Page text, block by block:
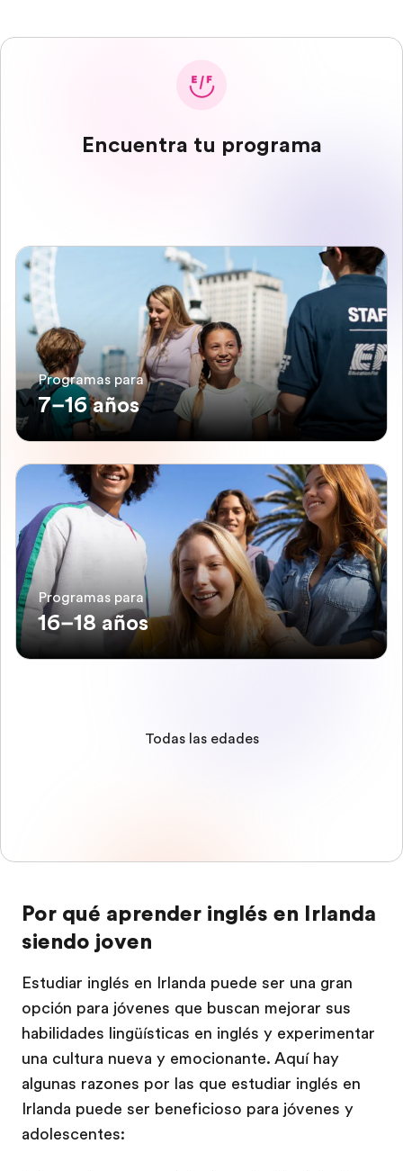
Encuentra tu programa
Programas para
7–16 años
Programas para
16–18 años
Todas las edades
Por qué aprender inglés en Irlanda
siendo joven
Estudiar inglés en Irlanda puede ser una gran
opción para jóvenes que buscan mejorar sus
habilidades lingüísticas en inglés y experimentar
una cultura nueva y emocionante. Aquí hay
algunas razones por las que estudiar inglés en
Irlanda puede ser beneficioso para jóvenes y
adolescentes: